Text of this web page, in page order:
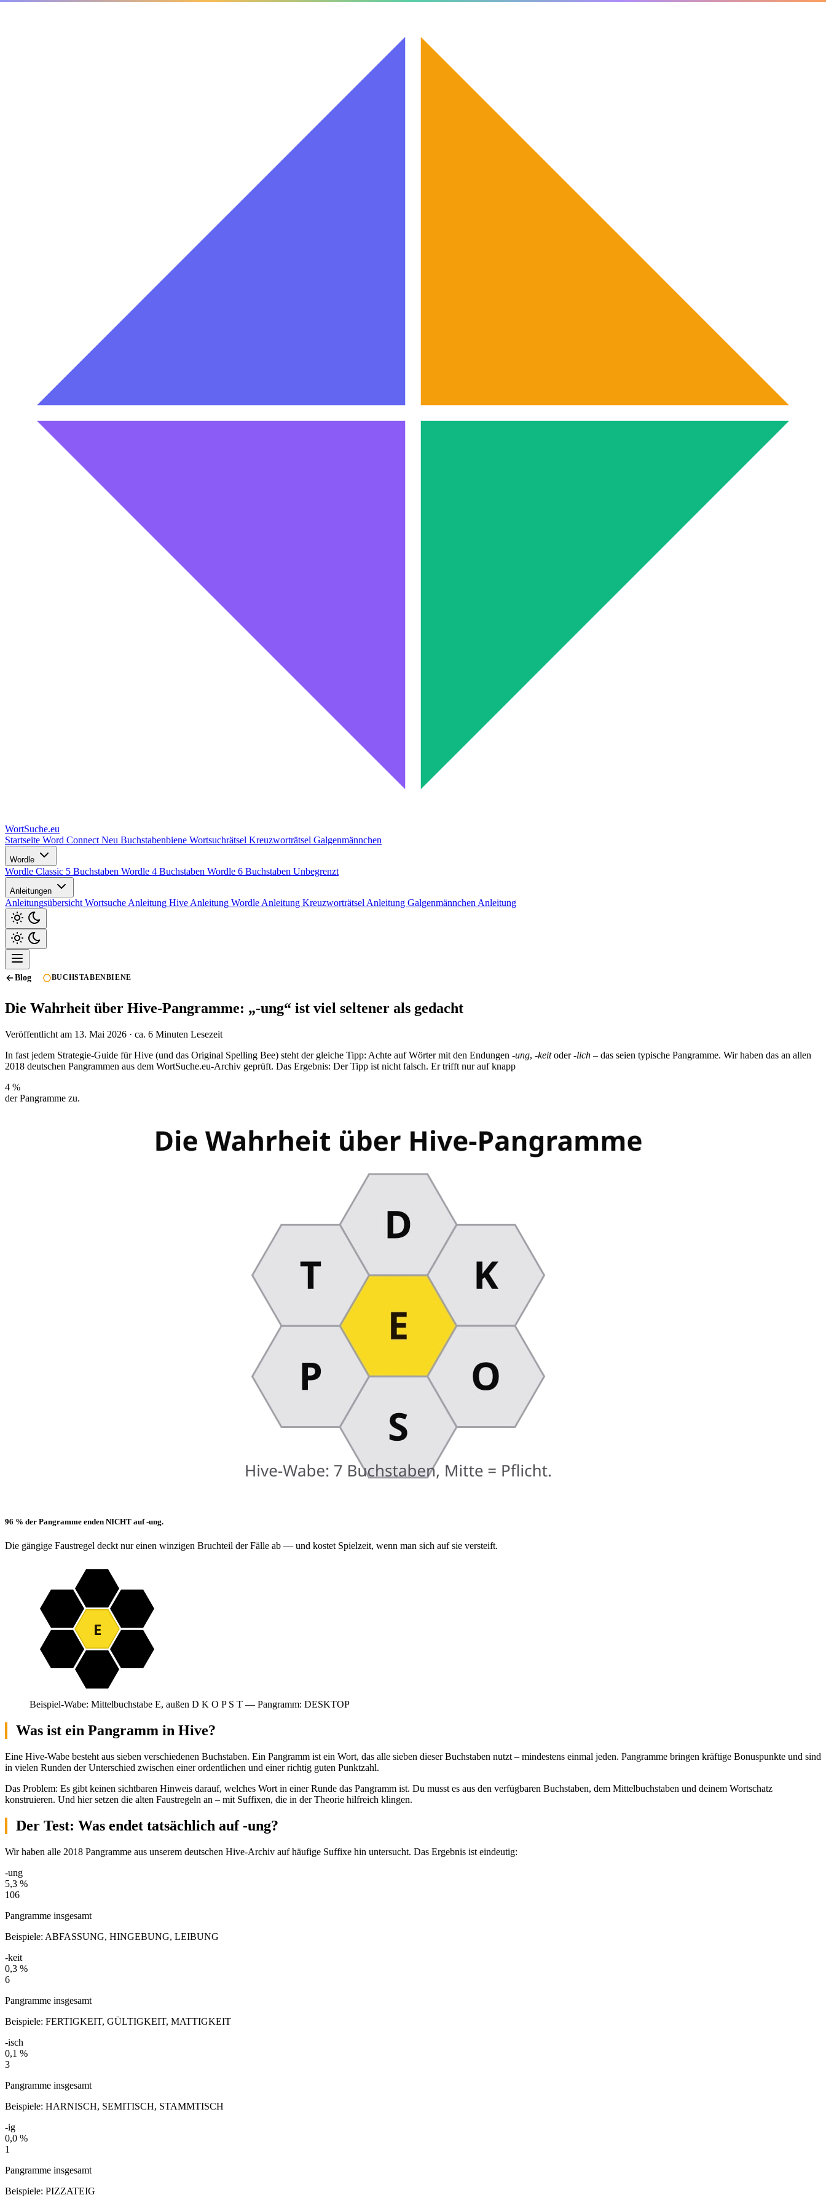
WortSuche.eu
Startseite Word Connect Neu Buchstabenbiene Wortsuchrätsel Kreuzworträtsel Galgenmännchen
Wordle
Wordle Classic 5 Buchstaben Wordle 4 Buchstaben Wordle 6 Buchstaben Unbegrenzt
Anleitungen
Anleitungsübersicht Wortsuche Anleitung Hive Anleitung Wordle Anleitung Kreuzworträtsel Anleitung Galgenmännchen Anleitung
Blog BUCHSTABENBIENE
Die Wahrheit über Hive-Pangramme: „-ung“ ist viel seltener als gedacht
Veröffentlicht am 13. Mai 2026 · ca. 6 Minuten Lesezeit
In fast jedem Strategie-Guide für Hive (und das Original Spelling Bee) steht der gleiche Tipp: Achte auf Wörter mit den Endungen -ung, -keitoder-lich – das seien typische Pangramme. Wir haben das an allen
2018 deutschen Pangrammen aus dem WortSuche.eu-Archiv geprüft. Das Ergebnis: Der Tipp ist nicht falsch. Er trifft nur auf knapp
4 %
der Pangramme zu.
96 % der Pangramme enden NICHT auf -ung.
Die gängige Faustregel deckt nur einen winzigen Bruchteil der Fälle ab — und kostet Spielzeit, wenn man sich auf sie versteift.
E
Beispiel-Wabe: Mittelbuchstabe E, außen D K O P S T — Pangramm: DESKTOP
Was ist ein Pangramm in Hive?
Eine Hive-Wabe besteht aus sieben verschiedenen Buchstaben. Ein Pangramm ist ein Wort, das alle sieben dieser Buchstaben nutzt – mindestens einmal jeden. Pangramme bringen kräftige Bonuspunkte und sind
in vielen Runden der Unterschied zwischen einer ordentlichen und einer richtig guten Punktzahl.
Das Problem: Es gibt keinen sichtbaren Hinweis darauf, welches Wort in einer Runde das Pangramm ist. Du musst es aus den verfügbaren Buchstaben, dem Mittelbuchstaben und deinem Wortschatz
konstruieren. Und hier setzen die alten Faustregeln an – mit Suffixen, die in der Theorie hilfreich klingen.
Der Test: Was endet tatsächlich auf -ung?
Wir haben alle 2018 Pangramme aus unserem deutschen Hive-Archiv auf häufige Suffixe hin untersucht. Das Ergebnis ist eindeutig:
-ung
5,3 %
106
Pangramme insgesamt
Beispiele: ABFASSUNG, HINGEBUNG, LEIBUNG
-keit
0,3 %
6
Pangramme insgesamt
Beispiele: FERTIGKEIT, GÜLTIGKEIT, MATTIGKEIT
-isch
0,1 %
3
Pangramme insgesamt
Beispiele: HARNISCH, SEMITISCH, STAMMTISCH
-ig
0,0 %
1
Pangramme insgesamt
Beispiele: PIZZATEIG